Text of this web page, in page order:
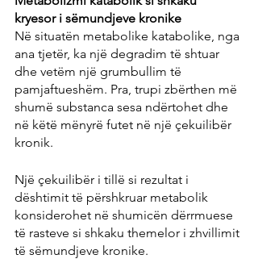
kryesor i sëmundjeve kronike
Në situatën metabolike katabolike, nga
ana tjetër, ka një degradim të shtuar
dhe vetëm një grumbullim të
pamjaftueshëm. Pra, trupi zbërthen më
shumë substanca sesa ndërtohet dhe
në këtë mënyrë futet në një çekuilibër
kronik.
Një çekuilibër i tillë si rezultat i
dështimit të përshkruar metabolik
konsiderohet në shumicën dërrmuese
të rasteve si shkaku themelor i zhvillimit
të sëmundjeve kronike.